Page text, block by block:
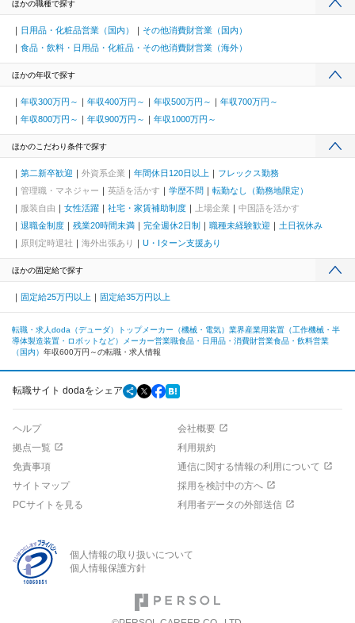
ほかの職種で探す
日用品・化粧品営業（国内）
その他消費財営業（国内）
食品・飲料・日用品・化粧品・その他消費財営業（海外）
ほかの年収で探す
年収300万円～ 年収400万円～ 年収500万円～
年収700万円～
年収800万円～
年収900万円～ 年収1000万円～
ほかのこだわり条件で探す
第二新卒歓迎 外資系企業 年間休日120日以上
フレックス勤務
管理職・マネジャー
英語を活かす 学歴不問
転勤なし（勤務地限定）
服装自由
女性活躍 社宅・家賃補助制度 上場企業
中国語を活かす
退職金制度
残業20時間未満 完全週休2日制 職種未経験歓迎
土日祝休み
原則定時退社
海外出張あり U・Iターン支援あり
ほかの固定給で探す
固定給25万円以上 固定給35万円以上
転職・求人doda（デューダ）トップメーカー（機械・電気）業界産業用装置（工作機械・半
導体製造装置・ロボットなど）メーカー営業職食品・日用品・消費財営業食品・飲料営業
（国内） 年収600万円～の転職・求人情報
転職サイト dodaをシェア
ヘルプ
会社概要
拠点一覧
利用規約
免責事項
通信に関する情報の利用について
サイトマップ
採用を検討中の方へ
PCサイトを見る
利用者データの外部送信
個人情報の取り扱いについて
個人情報保護方針